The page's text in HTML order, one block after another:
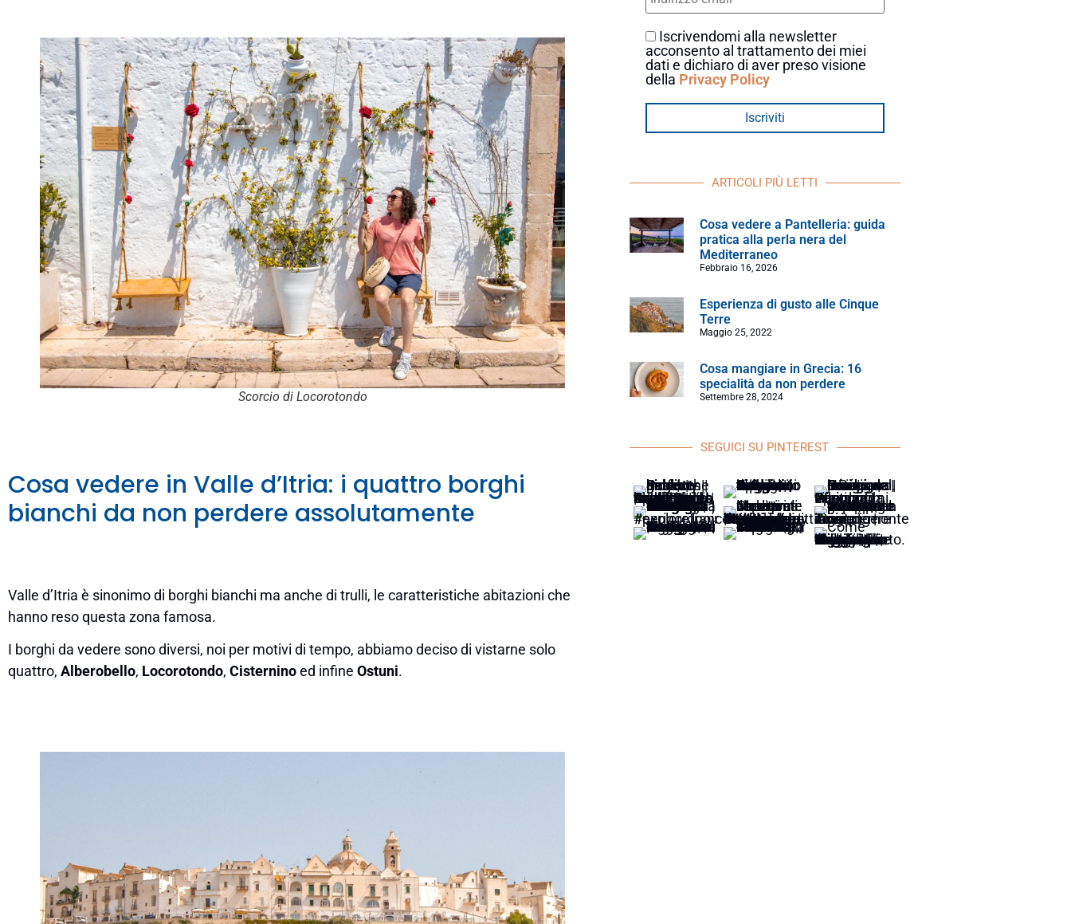
Scorcio di Locorotondo
Cosa vedere in Valle d’Itria: i quattro borghi
bianchi da non perdere assolutamente
Valle d’Itria è sinonimo di borghi bianchi ma anche di trulli, le caratteristiche abitazioni che
hanno reso questa zona famosa.
I borghi da vedere sono diversi, noi per motivi di tempo, abbiamo deciso di vistarne solo
quattro, Alberobello, Locorotondo, Cisterninoed infine Ostuni.
Iscrivendomi alla newsletter
acconsento al trattamento dei miei
dati e dichiaro di aver preso visione
della Privacy Policy
ARTICOLI PIÙ LETTI
Cosa vedere a Pantelleria: guida
pratica alla perla nera del
Mediterraneo
Febbraio 16, 2026
Esperienza di gusto alle Cinque
Terre
Maggio 25, 2022
Cosa mangiare in Grecia: 16
specialità da non perdere
Settembre 28, 2024
SEGUICI SU PINTEREST